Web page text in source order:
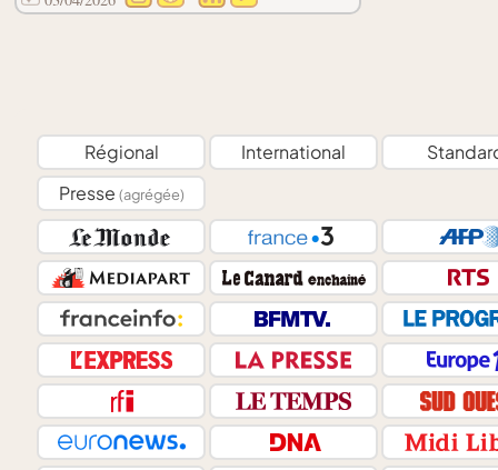
Régional International
Presse (agrégée)